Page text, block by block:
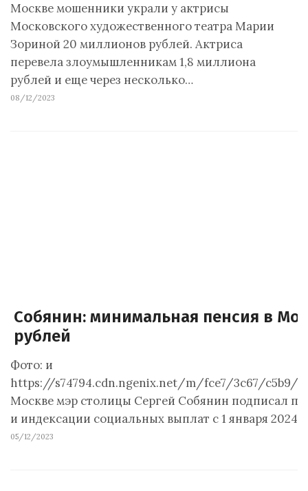
Москве мошенники украли у актрисы
Московского художественного театра Марии
Зориной 20 миллионов рублей. Актриса
перевела злоумышленникам 1,8 миллиона
рублей и еще через несколько…
08/12/2023
Собянин: минимальная пенсия в
рублей
Фото: и
https://s74794.cdn.ngenix.net/m/fce7/3c67/c5b9/
Москве мэр столицы Сергей Собянин подписал
и индексации социальных выплат с 1 января
05/12/2023